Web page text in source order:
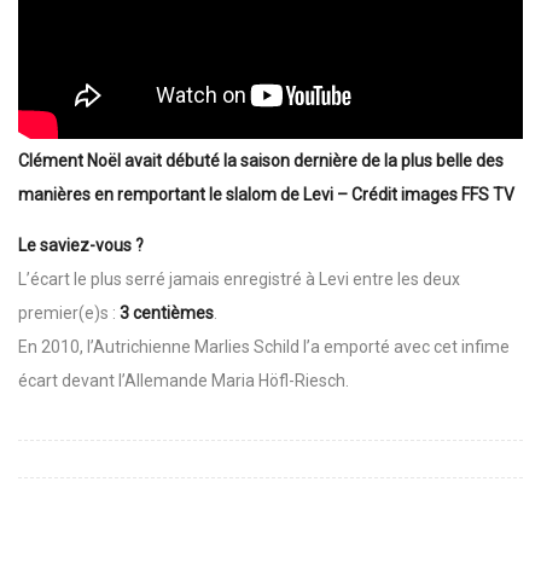
Clément Noël avait débuté la saison dernière de la plus belle des
manières en remportant le slalom de Levi – Crédit images FFS TV
Le saviez-vous ?
L’écart le plus serré jamais enregistré à Levi entre les deux
premier(e)s : 3 centièmes
En 2010, l’Autrichienne Marlies Schild l’a emporté avec cet infime
écart devant l’Allemande Maria Höfl-Riesch.